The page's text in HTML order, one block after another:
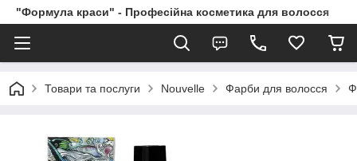
"Формула краси" - Професійна косметика для волосся
Товари та послуги Nouvelle Фарби для волосся